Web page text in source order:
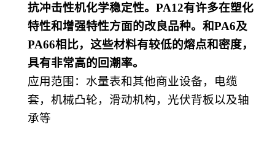
抗冲击性机化学稳定性。PA12有许多在塑化
特性和增强特性方面的改良品种。和PA6及
PA66相比，这些材料有较低的熔点和密度，
具有非常高的回潮率。
应用范围 ： 水量表和其他商业设备，电缆
套，机械凸轮，滑动机构，光伏背板以及轴
承等